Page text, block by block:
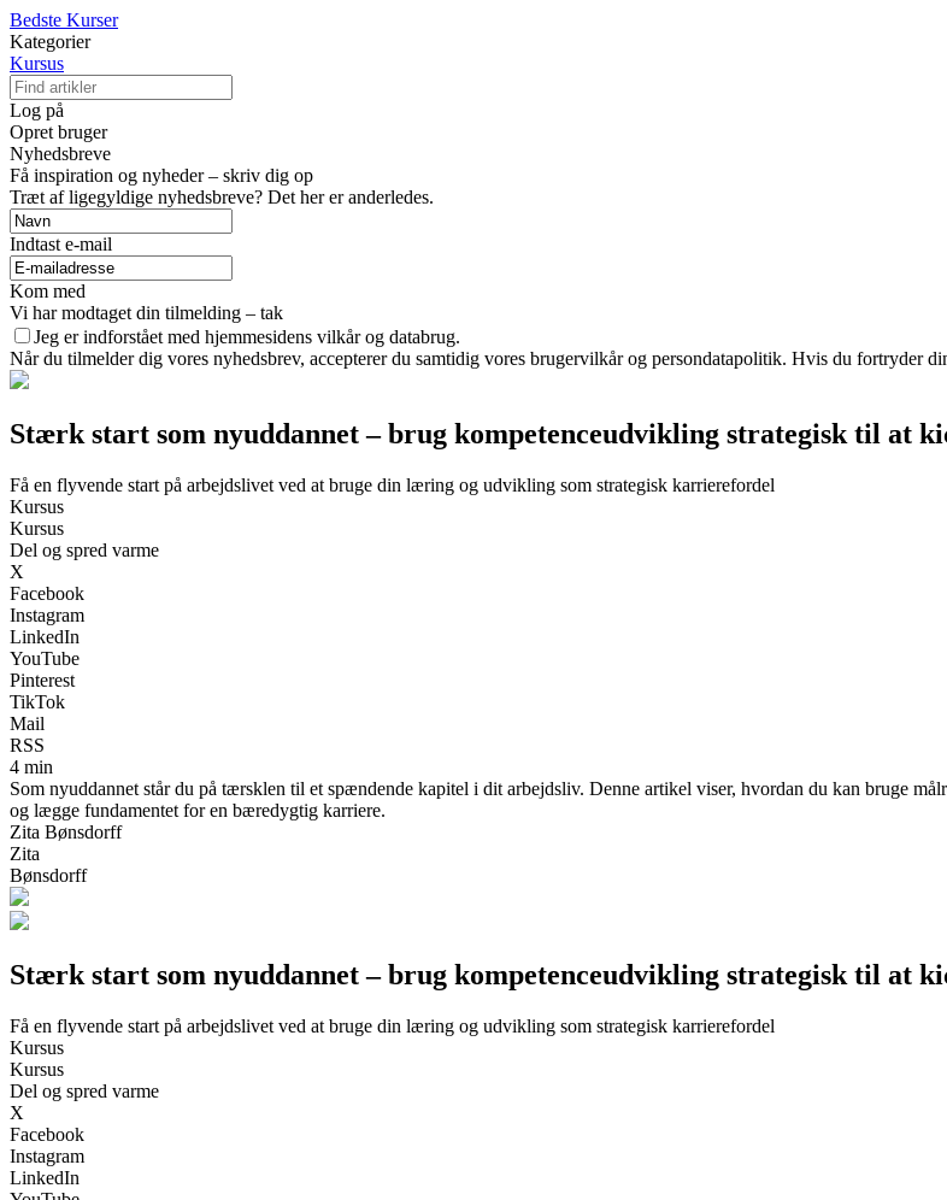
Bedste Kurser
Kategorier
Kursus
Log på
Opret bruger
Nyhedsbreve
Få inspiration og nyheder – skriv dig op
Træt af ligegyldige nyhedsbreve? Det her er anderledes.
Indtast e-mail
Kom med
Vi har modtaget din tilmelding – tak
Jeg er indforstået med hjemmesidens vilkår og databrug.
Når du tilmelder dig vores nyhedsbrev, accepterer du samtidig vores brugervilkår og persondatapolitik. Hvis du fortryder
Stærk start som nyuddannet – brug kompetenceudvikling strategisk til at
Få en flyvende start på arbejdslivet ved at bruge din læring og udvikling som strategisk karrierefordel
Kursus
Kursus
Del og spred varme
X
Facebook
Instagram
LinkedIn
YouTube
Pinterest
TikTok
Mail
RSS
4 min
Som nyuddannet står du på tærsklen til et spændende kapitel i dit arbejdsliv. Denne artikel viser, hvordan du kan bruge
og lægge fundamentet for en bæredygtig karriere.
Zita Bønsdorff
Zita
Bønsdorff
Stærk start som nyuddannet – brug kompetenceudvikling strategisk til at
Få en flyvende start på arbejdslivet ved at bruge din læring og udvikling som strategisk karrierefordel
Kursus
Kursus
Del og spred varme
X
Facebook
Instagram
LinkedIn